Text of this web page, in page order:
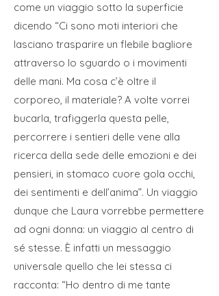
come un viaggio sotto la superficie
dicendo “Ci sono moti interiori che
lasciano trasparire un flebile bagliore
attraverso lo sguardo o i movimenti
delle mani. Ma cosa c’è oltre il
corporeo, il materiale? A volte vorrei
bucarla, trafiggerla questa pelle,
percorrere i sentieri delle vene alla
ricerca della sede delle emozioni e dei
pensieri, in stomaco cuore gola occhi,
dei sentimenti e dell’anima”. Un viaggio
dunque che Laura vorrebbe permettere
ad ogni donna: un viaggio al centro di
sé stesse. È infatti un messaggio
universale quello che lei stessa ci
racconta: “Ho dentro di me tante